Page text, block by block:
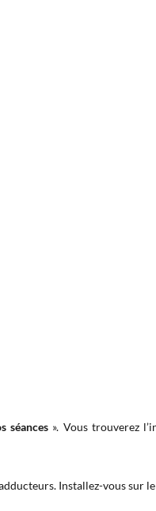
séances ». Vous trouverez
Installez-vous sur